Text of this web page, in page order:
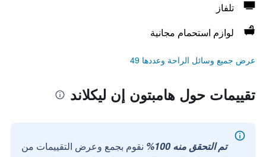
تلفاز
لوازم استحمام مجانية
عرض جميع وسائل الراحة وعددها 49
تقييمات حول هامبتون إن ليكلاند
تم التحقق منه 100%
نقوم بجمع وعرض التقييمات من